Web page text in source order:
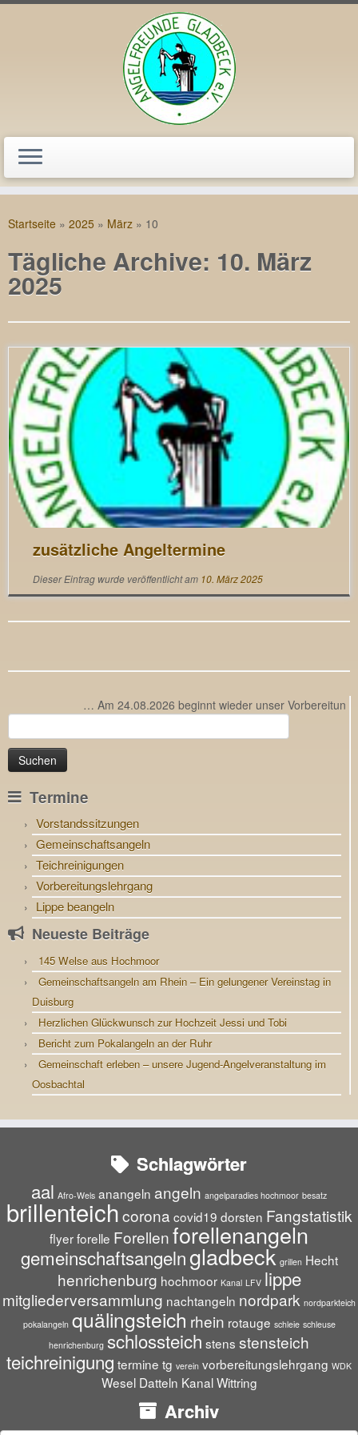
Inhalt
Startseite » 2025 » März » 10
Tägliche Archive: 10. März
2025
zusätzliche Angeltermine
Dieser Eintrag wurde veröffentlicht am 10. März 2025
… Am 24.08.2026 beginnt wieder unser
nach:
Termine
Vorstandssitzungen
Gemeinschaftsangeln
Teichreinigungen
Vorbereitungslehrgang
Lippe beangeln
Neueste Beiträge
145 Welse aus Hochmoor
Gemeinschaftsangeln am Rhein – Ein gelungener Vereinstag in
Duisburg
Herzlichen Glückwunsch zur Hochzeit Jessi und Tobi
Bericht zum Pokalangeln an der Ruhr
Gemeinschaft erleben – unsere Jugend-Angelveranstaltung im
Oosbachtal
Schlagwörter
aal Afro-Wels anangeln angeln angelparadies hochmoor besatz
brillenteichcorona covid19 dorsten Fangstatistik
flyerforelle Forellenforellenangeln
gemeinschaftsangelngladbeck grillen Hecht
henrichenburg hochmoor Kanal LFV lippe
mitgliederversammlung nachtangeln nordpark nordparkteich
pokalangeln quälingsteich rhein rotauge schleie schleuse
henrichenburg schlossteich stens stensteich
teichreinigung termine tg verein vorbereitungslehrgang WDK
Wesel Datteln Kanal Wittring
Archiv